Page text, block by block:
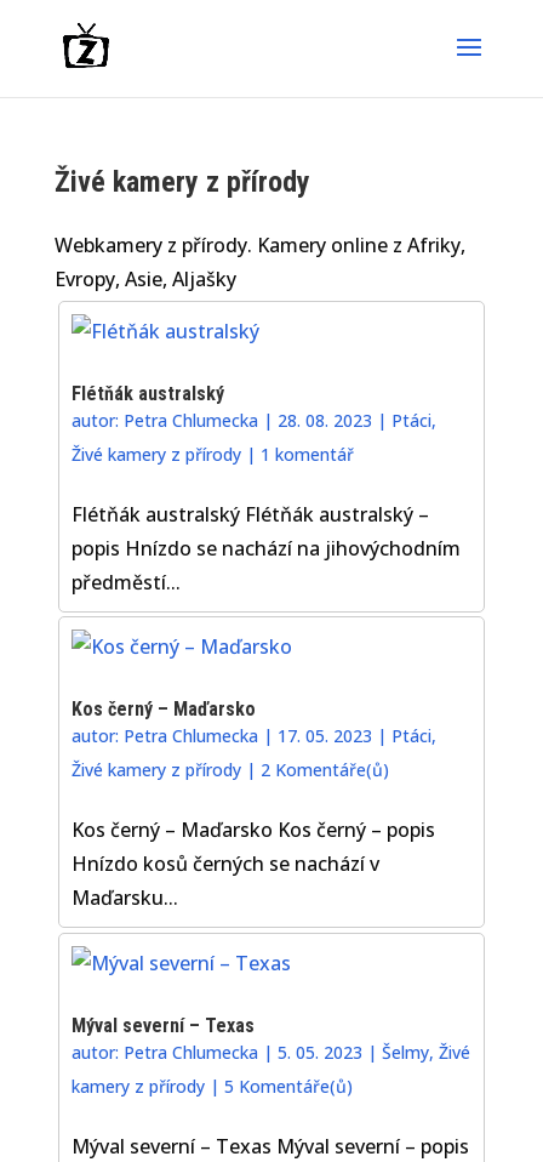
Živé kamery z přírody
Webkamery z přírody. Kamery online z Afriky,
Evropy, Asie, Aljašky
Flétňák australský
autor: Petra Chlumecka | 28. 08. 2023 | Ptáci,
Živé kamery z přírody | 1 komentář
Flétňák australský Flétňák australský –
popis Hnízdo se nachází na jihovýchodním
předměstí...
Kos černý – Maďarsko
autor: Petra Chlumecka | 17. 05. 2023 | Ptáci,
Živé kamery z přírody | 2 Komentáře(ů)
Kos černý – Maďarsko Kos černý – popis
Hnízdo kosů černých se nachází v
Maďarsku...
Mýval severní – Texas
autor: Petra Chlumecka |5. 05. 2023 |Šelmy,Živé
kamery z přírody |5 Komentáře(ů)
Mýval severní – Texas Mýval severní – popis